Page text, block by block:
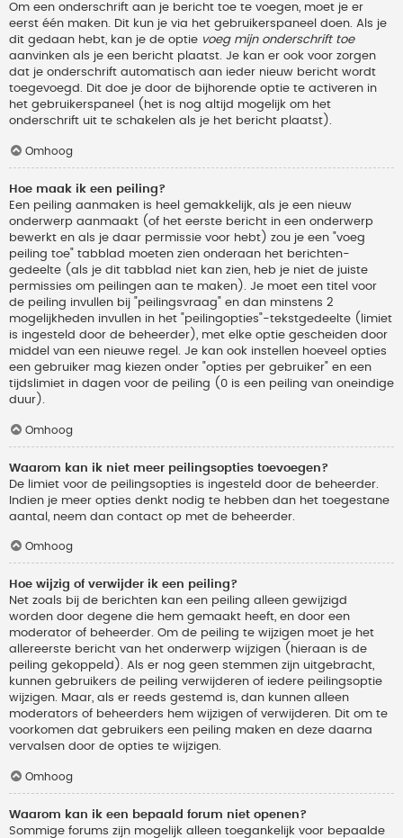
Om een onderschrift aan je bericht toe te voegen, moet je er
eerst één maken. Dit kun je via het gebruikerspaneel doen. Als je
dit gedaan hebt, kan je de optie voeg mijn onderschrift toe
aanvinken als je een bericht plaatst. Je kan er ook voor zorgen
dat je onderschrift automatisch aan ieder nieuw bericht wordt
toegevoegd. Dit doe je door de bijhorende optie te activeren in
het gebruikerspaneel (het is nog altijd mogelijk om het
onderschrift uit te schakelen als je het bericht plaatst).
Omhoog
Hoe maak ik een peiling?
Een peiling aanmaken is heel gemakkelijk, als je een nieuw
onderwerp aanmaakt (of het eerste bericht in een onderwerp
bewerkt en als je daar permissie voor hebt) zou je een "voeg
peiling toe" tabblad moeten zien onderaan het berichten-
gedeelte (als je dit tabblad niet kan zien, heb je niet de juiste
permissies om peilingen aan te maken). Je moet een titel voor
de peiling invullen bij "peilingsvraag" en dan minstens 2
mogelijkheden invullen in het "peilingopties"-tekstgedeelte (limiet
is ingesteld door de beheerder), met elke optie gescheiden door
middel van een nieuwe regel. Je kan ook instellen hoeveel opties
een gebruiker mag kiezen onder "opties per gebruiker" en een
tijdslimiet in dagen voor de peiling (0 is een peiling van oneindige
duur).
Omhoog
Waarom kan ik niet meer peilingsopties toevoegen?
De limiet voor de peilingsopties is ingesteld door de beheerder.
Indien je meer opties denkt nodig te hebben dan het toegestane
aantal, neem dan contact op met de beheerder.
Omhoog
Hoe wijzig of verwijder ik een peiling?
Net zoals bij de berichten kan een peiling alleen gewijzigd
worden door degene die hem gemaakt heeft, en door een
moderator of beheerder. Om de peiling te wijzigen moet je het
allereerste bericht van het onderwerp wijzigen (hieraan is de
peiling gekoppeld). Als er nog geen stemmen zijn uitgebracht,
kunnen gebruikers de peiling verwijderen of iedere peilingsoptie
wijzigen. Maar, als er reeds gestemd is, dan kunnen alleen
moderators of beheerders hem wijzigen of verwijderen. Dit om te
voorkomen dat gebruikers een peiling maken en deze daarna
vervalsen door de opties te wijzigen.
Omhoog
Waarom kan ik een bepaald forum niet openen?
Sommige forums zijn mogelijk alleen toegankelijk voor bepaalde